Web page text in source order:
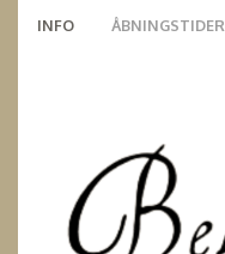
INFO ÅBNINGSTIDER